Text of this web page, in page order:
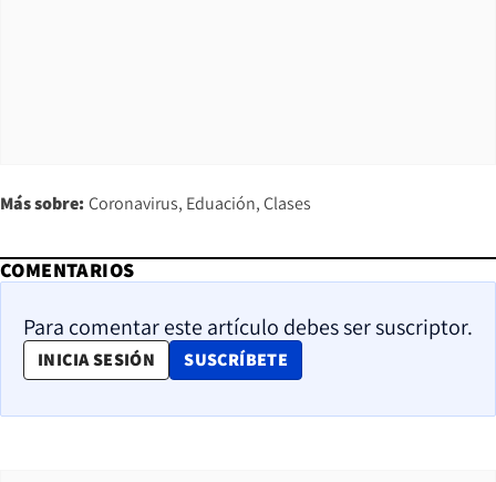
Más sobre: Coronavirus Eduación Clases
COMENTARIOS
Para comentar este artículo debes ser suscriptor.
INICIA SESIÓN SUSCRÍBETE
OPENS IN NEW WINDOW